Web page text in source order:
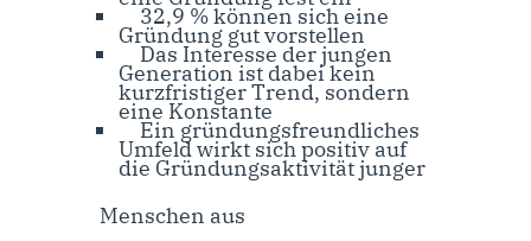
32,9 % können sich eine
Gründung gut vorstellen
Das Interesse der jungen
Generation ist dabei kein
kurzfristiger Trend, sondern
eine Konstante
Ein gründungsfreundliches
Umfeld wirkt sich positiv auf
die Gründungsaktivität junger
Menschen aus